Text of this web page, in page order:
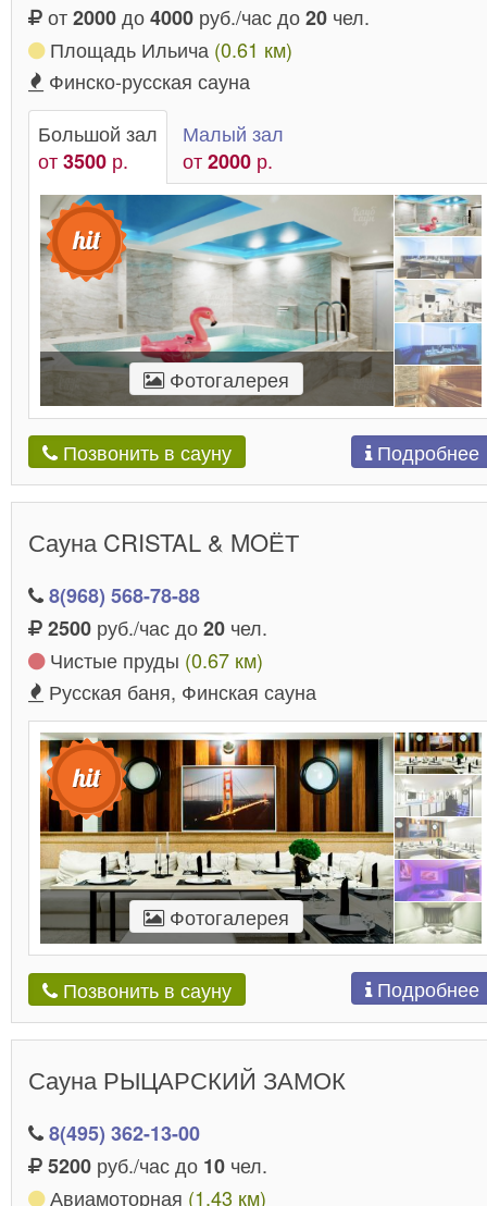
от2000до4000 руб./час до20 чел.
Площадь Ильича (0.61 км)
Финско-русская сауна
Большой зал
от3500 р.
Малый зал
от2000 р.
Фотогалерея
Позвонить в сауну Подробнее
Сауна CRISTAL & MOЁТ
8(968) 568-78-88
2500 руб./час до20 чел.
Чистые пруды (0.67 км)
Русская баня, Финская сауна
Фотогалерея
Позвонить в сауну Подробнее
Сауна РЫЦАРСКИЙ ЗАМОК
8(495) 362-13-00
5200 руб./час до 10 чел.
Авиамоторная (1.43 км)